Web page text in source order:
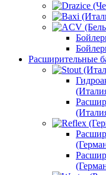
Расширительные